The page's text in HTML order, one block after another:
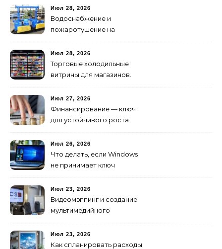
создание клипов
изменилось навсегда
Июл 28, 2026
Водоснабжение и
пожаротушение на
оборудование
предусмотреть заранее
Июл 28, 2026
Торговые холодильные
витрины для магазинов.
Июл 27, 2026
Финансирование — ключ
для устойчивого роста
Июл 26, 2026
Что делать, если Windows
не принимает ключ
Июл 23, 2026
Видеомэппинг и создание
мультимедийного
будущего для пространств
Июл 23, 2026
Как спланировать расходы